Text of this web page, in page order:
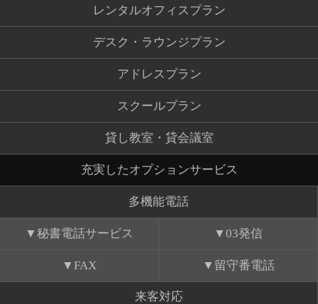
レンタルオフィスプラン
デスク・ラウンジプラン
アドレスプラン
スクールプラン
貸し教室・貸会議室
充実したオプションサービス
多機能電話
秘書電話サービス 03発信
FAX 留守番電話
来客対応